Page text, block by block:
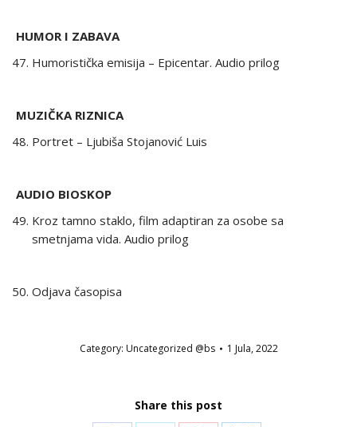
HUMOR I ZABAVA
Humoristička emisija – Epicentar. Audio prilog
MUZIČKA RIZNICA
Portret – Ljubiša Stojanović Luis
AUDIO BIOSKOP
Kroz tamno staklo, film adaptiran za osobe sa
smetnjama vida. Audio prilog
Odjava časopisa
Category: Uncategorized @bs 1 Jula, 2022
Share this post